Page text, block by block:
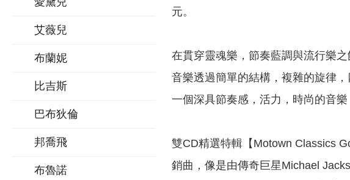
艾薇兒
布蘭妮
比吉斯
巴布狄倫
邦喬飛
布魯諾
元。
在貫穿靈魂樂，節奏藍調與流行樂
音樂透過簡單的結構，複雜的旋律
一個深具節奏感，活力，時尚的音
雙CD精選特輯【Motown Classics
銷曲，像是由傳奇巨星Michael